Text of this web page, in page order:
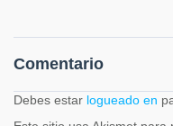
Comentario
Debes estar logueado en